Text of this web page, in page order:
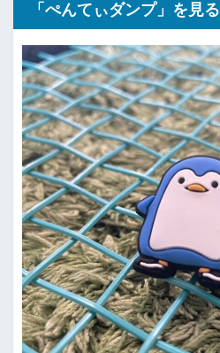
「ぺんてぃダンプ」を見る